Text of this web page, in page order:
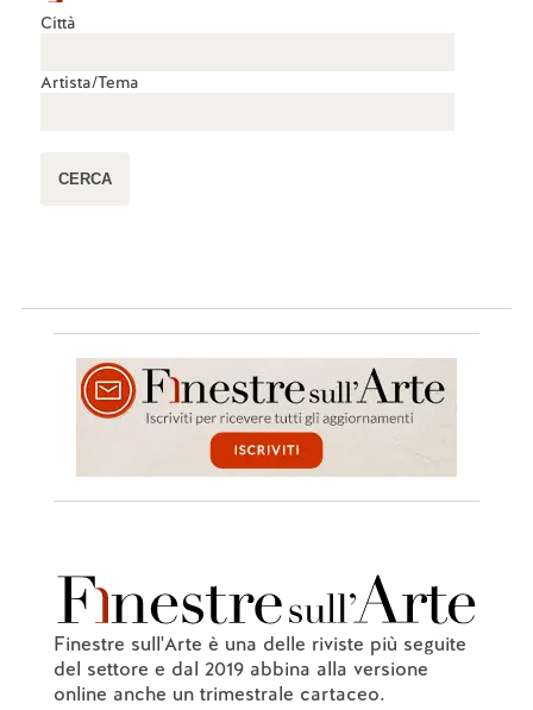
Città
Artista/Tema
Finestre sull'Arte è una delle riviste più seguite
del settore e dal 2019 abbina alla versione
online anche un trimestrale cartaceo.